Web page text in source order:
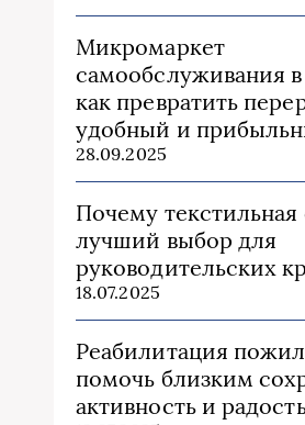
Микромаркет
самообслуживания
как превратить
удобный и
28.09.2025
Почему текстильная
лучший выбор для
руководительских
18.07.2025
Реабилитация
помочь близким
активность и